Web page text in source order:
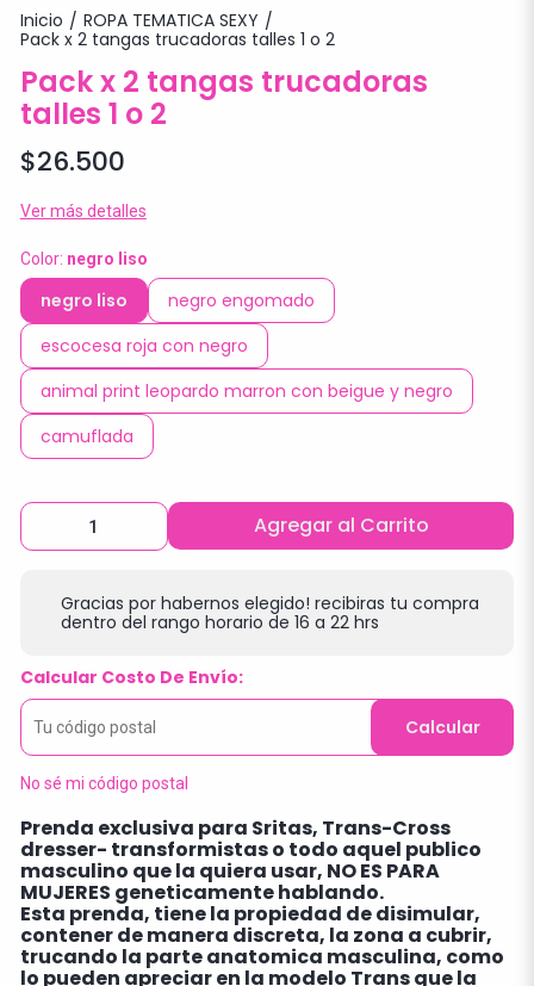
Inicio / ROPA TEMATICA SEXY /
Pack x 2 tangas trucadoras talles 1 o 2
Pack x 2 tangas trucadoras
talles 1 o 2
$26.500
Ver más detalles
Color: negro liso
negro liso
negro engomado
escocesa roja con negro
animal print leopardo marron con beigue y negro
camuflada
Agregar al Carrito
Gracias por habernos elegido! recibiras tu compra
dentro del rango horario de 16 a 22 hrs
Calcular Costo De Envío:
Calcular
No sé mi código postal
Prenda exclusiva para Sritas, Trans-Cross
dresser- transformistas o todo aquel publico
masculino que la quiera usar, NO ES PARA
MUJERES geneticamente hablando.
Esta prenda, tiene la propiedad de disimular,
contener de manera discreta, la zona a cubrir,
trucando la parte anatomica masculina, como
lo pueden apreciar en la modelo Trans que la